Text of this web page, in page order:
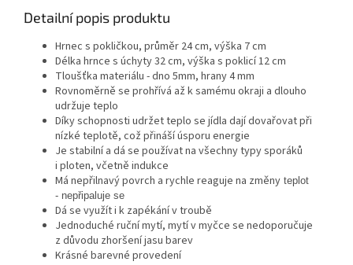
Detailní popis produktu
Hrnec s pokličkou, průměr 24 cm, výška 7 cm
Délka hrnce s úchyty 32 cm, výška s poklicí 12 cm
Tloušťka materiálu - dno 5mm, hrany 4 mm
Rovnoměrně se prohřívá až k samému okraji a dlouho
udržuje teplo
Díky schopnosti udržet teplo se jídla dají dovařovat při
nízké teplotě, což přináší úsporu energie
Je stabilní a dá se používat na všechny typy sporáků
i ploten, včetně indukce
Má nepřilnavý povrch a rychle reaguje na změny teplot
- nepřipaluje se
Dá se využít i k zapékání v troubě
Jednoduché ruční mytí, mytí v myčce se nedoporučuje
z důvodu zhoršení jasu barev
Krásné barevné provedení